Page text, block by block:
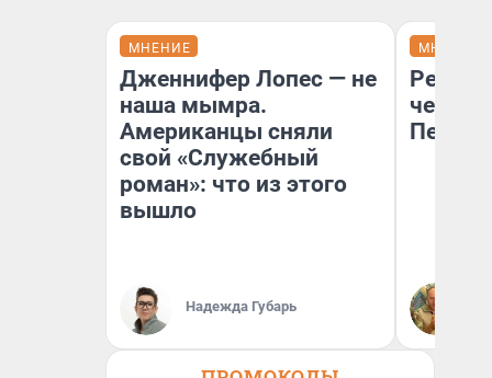
МНЕНИЕ
Дженнифер Лопес — не
наша мымра.
Американцы сняли
свой «Служебный
роман»: что из этого
вышло
Надежда Губарь
МНЕНИЕ
чему